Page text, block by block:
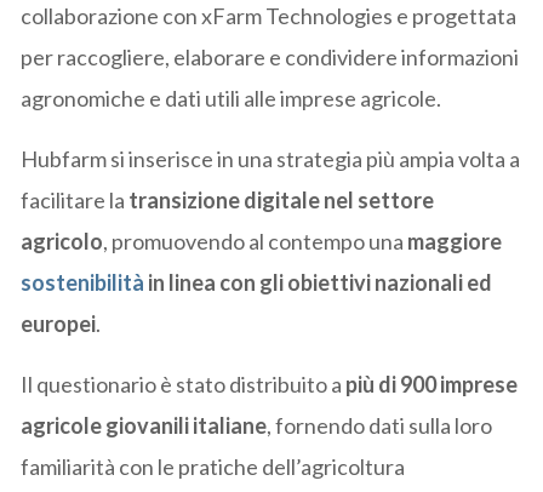
collaborazione con xFarm Technologies e progettata
per raccogliere, elaborare e condividere informazioni
agronomiche e dati utili alle imprese agricole.
Hubfarm si inserisce in una strategia più ampia volta a
facilitare la transizione digitale nel settore
agricolo, promuovendo al contempo una maggiore
sostenibilità in linea con gli obiettivi nazionali ed
europei.
Il questionario è stato distribuito a più di 900 imprese
agricole giovanili italiane, fornendo dati sulla loro
familiarità con le pratiche dell’agricoltura